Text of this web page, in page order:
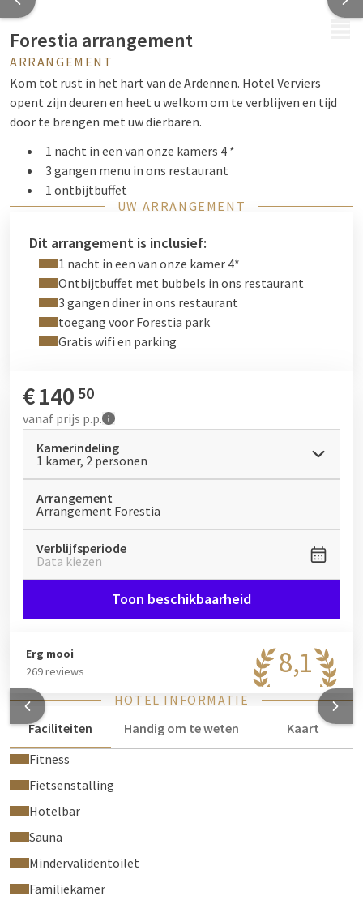
Forestia arrangement
ARRANGEMENT
Kom tot rust in het hart van de Ardennen. Hotel Verviers
opent zijn deuren en heet u welkom om te verblijven en tijd
door te brengen met uw dierbaren.
1 nacht in een van onze kamers 4 *
3 gangen menu in ons restaurant
1 ontbijtbuffet
Toegang tot Forestia dieren park
UW ARRANGEMENT
Dit arrangement is inclusief:
1 nacht in een van onze kamer 4*
Ontbijtbuffet met bubbels in ons restaurant
3 gangen diner in ons restaurant
toegang voor Forestia park
Gratis wifi en parking
€140 50
vanaf prijs p.p.
Kamerindeling
1 kamer, 2 personen
Arrangement
Arrangement Forestia
Verblijfsperiode
Data kiezen
Toon beschikbaarheid
8,1
Erg mooi
269 reviews
HOTEL INFORMATIE
Faciliteiten
Handig om te weten
Kaart
Fitness
Fietsenstalling
Hotelbar
Sauna
Mindervalidentoilet
Familiekamer